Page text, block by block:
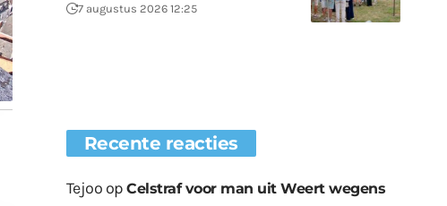
7 augustus 2026 12:25
Recente reacties
Tejoo opCelstraf voor man uit Weert wegens